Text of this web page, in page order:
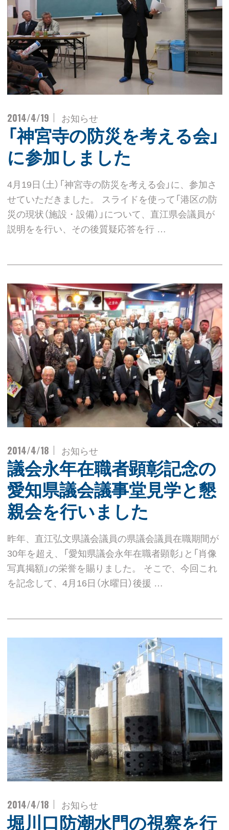
2014/4/19 お知らせ
「神宮寺の防災を考える会」
に参加しました
4月19日（土）「神宮寺の防災を考える会」に、参加さ
せていただきました。 スライドを使って「港区の防
災の現状（施設・設備）」について、直江県会議員が
説明をを行い、その後質疑応答を行 …
2014/4/18 お知らせ
議会永年在職者顕彰記念の
愛知県議会議事堂見学と懇
親会を行いました
昨年、直江弘文県議会議員の県議会議員在職期間が
30年を超え、「愛知県議会永年在職者顕彰」と「肖像
写真掲額」の栄誉を賜りました。 そこで、今回これ
を記念して、4月16日（水曜日）後援 …
2014/4/18 お知らせ
堀川口防潮水門の視察を行